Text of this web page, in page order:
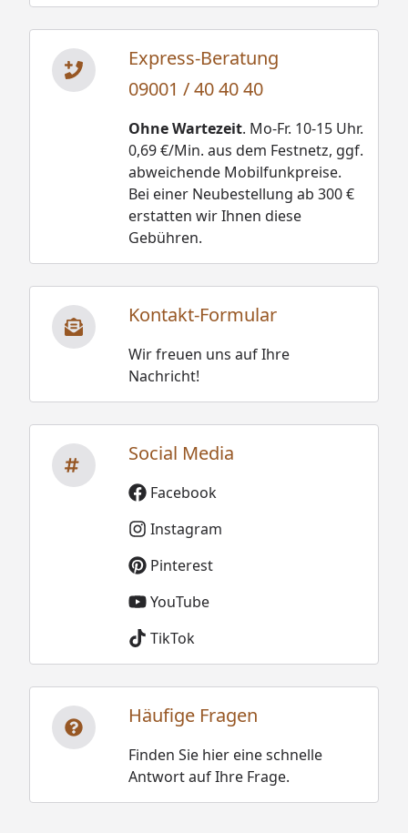
Express-Beratung
09001 / 40 40 40
Ohne Wartezeit. Mo-Fr. 10-15 Uhr.
0,69 €/Min. aus dem Festnetz, ggf.
abweichende Mobilfunkpreise.
Bei einer Neubestellung ab 300 €
erstatten wir Ihnen diese
Gebühren.
Kontakt-Formular
Wir freuen uns auf Ihre
Nachricht!
Social Media
Facebook
Instagram
Pinterest
YouTube
TikTok
Häufige Fragen
Finden Sie hier eine schnelle
Antwort auf Ihre Frage.